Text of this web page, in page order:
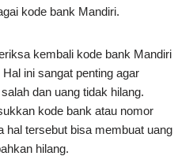
kode bank Mandiri.
kembali kode bank Mandiri
ini sangat penting agar
dan uang tidak hilang.
kode bank atau nomor
hal tersebut bisa membuat uang
hilang.